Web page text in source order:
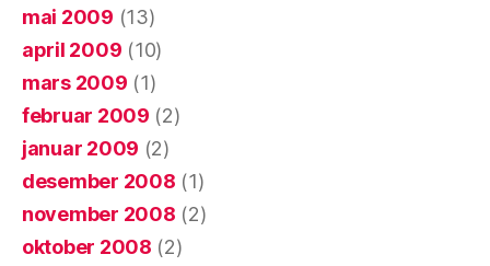
mai 2009 (13)
april 2009 (10)
mars 2009 (1)
februar 2009 (2)
januar 2009 (2)
desember 2008 (1)
november 2008 (2)
oktober 2008 (2)